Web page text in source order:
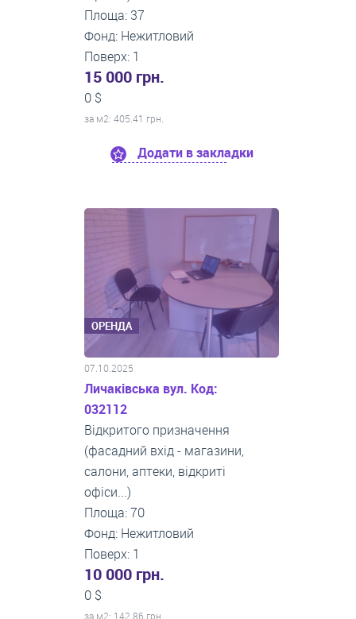
Площа: 37
Фонд: Нежитловий
Поверх: 1
15 000 грн.
0 $
за м2: 405.41 грн.
Додати в закладки
ОРЕНДА
07.10.2025
Личаківська вул. Код:
032112
Відкритого призначення
(фасадний вхід - магазини,
салони, аптеки, відкриті
офіси...)
Площа: 70
Фонд: Нежитловий
Поверх: 1
10 000 грн.
0 $
за м2: 142.86 грн.